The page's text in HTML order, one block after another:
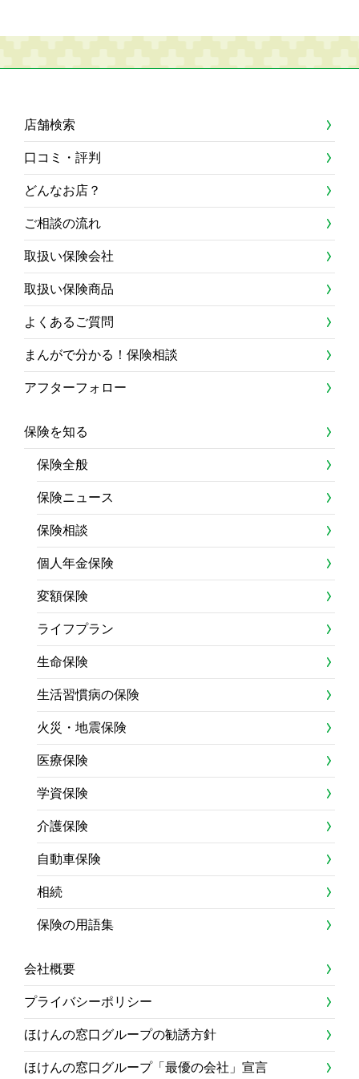
店舗検索
口コミ・評判
どんなお店？
ご相談の流れ
取扱い保険会社
取扱い保険商品
よくあるご質問
まんがで分かる！保険相談
アフターフォロー
保険を知る
保険全般
保険ニュース
保険相談
個人年金保険
変額保険
ライフプラン
生命保険
生活習慣病の保険
火災・地震保険
医療保険
学資保険
介護保険
自動車保険
相続
保険の用語集
会社概要
プライバシーポリシー
ほけんの窓口グループの勧誘方針
ほけんの窓口グループ「最優の会社」宣言